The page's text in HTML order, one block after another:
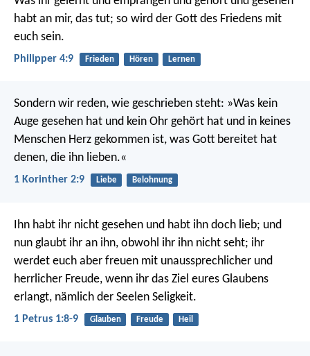
habt an mir, das tut; so wird der Gott des Friedens mit
euch sein.
Philipper 4:9 Frieden Hören Lernen
Sondern wir reden, wie geschrieben steht: »Was kein
Auge gesehen hat und kein Ohr gehört hat und in keines
Menschen Herz gekommen ist, was Gott bereitet hat
denen, die ihn lieben.«
1 Korinther 2:9 Liebe Belohnung
Ihn habt ihr nicht gesehen und habt ihn doch lieb; und
nun glaubt ihr an ihn, obwohl ihr ihn nicht seht; ihr
werdet euch aber freuen mit unaussprechlicher und
herrlicher Freude, wenn ihr das Ziel eures Glaubens
erlangt, nämlich der Seelen Seligkeit.
1 Petrus 1:8-9 Glauben Freude Heil